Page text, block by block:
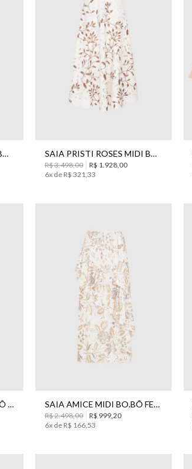
BLUSA PRISTI ROSES BO.BÔ FEMININA SAIA PRISTI ROSES MIDI BO.BÔ FEMININA
R$3.498,00 R$ 1 928, 00
6x de R$ 321 33
CAMISETA PYTHON BO.BÔ FEMININA SAIA AMICE MIDI BO.BÔ FEMININA
R$2.498,00 R$ 999, 20
6x de R$ 166, 53